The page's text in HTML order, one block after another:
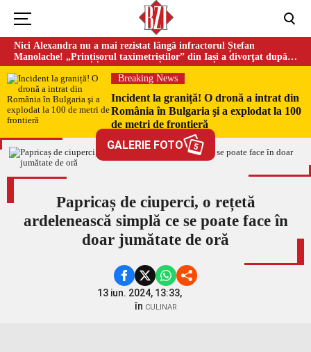
Nici Alexandra nu a mai rezistat lângă infractorul Ștefan
Manolache! „Prințișorul taximetriștilor” din Iași a divorţat după
doi ani de căsnicie
Breaking News
Incident la graniță! O dronă a intrat din
România în Bulgaria şi a explodat la 100
de metri de frontieră
GALERIE FOTO 5
Papricaș de ciuperci, o rețetă
ardelenească simplă ce se poate face în
doar jumătate de oră
13 iun. 2024, 13:33,
în CULINAR